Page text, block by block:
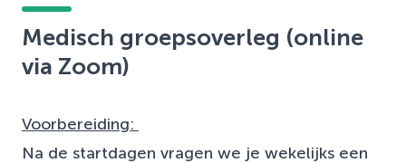
Medisch groepsoverleg (online
via Zoom)
Voorbereiding:
Na de startdagen vragen we je wekelijks een